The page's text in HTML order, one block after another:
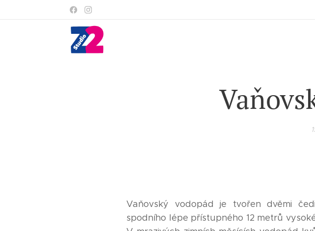
Vaňovský vodopád je tvořen dvěmi
spodního lépe přístupného 12 metrů